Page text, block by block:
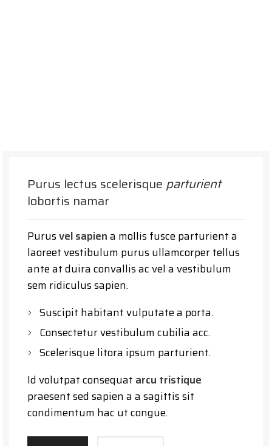
Purus lectus scelerisque parturient
lobortis namar
Purusvel sapiena mollis fusce parturient a
laoreet vestibulum purus ullamcorper tellus
ante at duira convallis ac vel a vestibulum
sem ridiculus sapien.
Suscipit habitant vulputate a porta.
Consectetur vestibulum cubilia acc.
Scelerisque litora ipsum parturient.
Id volutpat consequat arcu tristique
praesent sed sapien a a sagittis sit
condimentum hac ut congue.